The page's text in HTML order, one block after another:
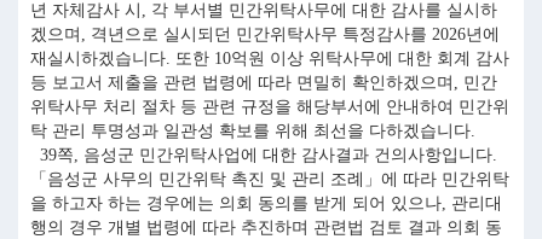
년 자체감사 시, 각 부서별 민간위탁사무에 대한 감사를 실시하
겠으며, 격년으로 실시되던 민간위탁사무 특정감사를 2026년에
재실시하겠습니다. 또한 10억원 이상 위탁사무에 대한 회계 감사
등 보고서 제출을 관련 법령에 따라 면밀히 확인하겠으며, 민간
위탁사무 처리 절차 등 관련 규정을 해당부서에 안내하여 민간위
탁 관리 투명성과 일관성 확보를 위해 최선을 다하겠습니다.
39쪽, 음성군 민간위탁사업에 대한 감사결과 건의사항입니다.
「음성군 사무의 민간위탁 촉진 및 관리 조례」에 따라 민간위탁
을 하고자 하는 경우에는 의회 동의를 받게 되어 있으나, 관리대
행의 경우 개별 법령에 따라 추진하며 관련법 검토 결과 의회 동